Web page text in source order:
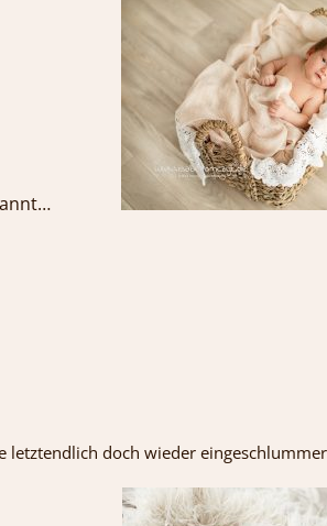
gespannt…
letztendlich doch wieder